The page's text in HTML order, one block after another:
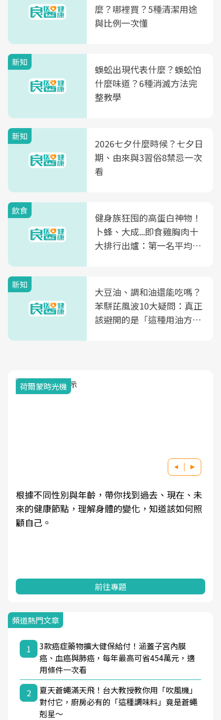
麼？哪裡買？5種清潔用途
與比例一次懂
新知
蜈蚣出現代表什麼？蜈蚣怕
什麼味道？6種消滅方法完
整教學
新知
2026七夕什麼時候？七夕日
期、由來與3習俗8禁忌一次
看
飲食
健身族狂囤的高蛋白神物！
卜蜂、大成...即食雞胸肉十
大排行出爐：第一名平均一
新知
大豆油、調和油還能吃嗎？
苯駢芘風波10大疑問：真正
該避開的是「這種用油方
荷爾蒙時光機
根據不同性別與年齡，帶你找到過去、現在、未
來的健康節點，理解身體的變化，知道該如何照
顧自己。
前往專題
頻道熱門文章
1
3款癌症藥物擴大健保給付！涵蓋子宮內膜
癌、血癌與肺癌，每年最高可省454萬元，適
用條件一次看
2
夏天蒼蠅滿天飛！台大教授教你用「吹風機」
對付它，廚房必有的「這種調味料」竟是蒼蠅
剋星～